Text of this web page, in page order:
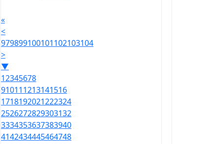
«
<
979899100101102103104
>
▼
12345678
910111213141516
1718192021222324
2526272829303132
3334353637383940
4142434445464748